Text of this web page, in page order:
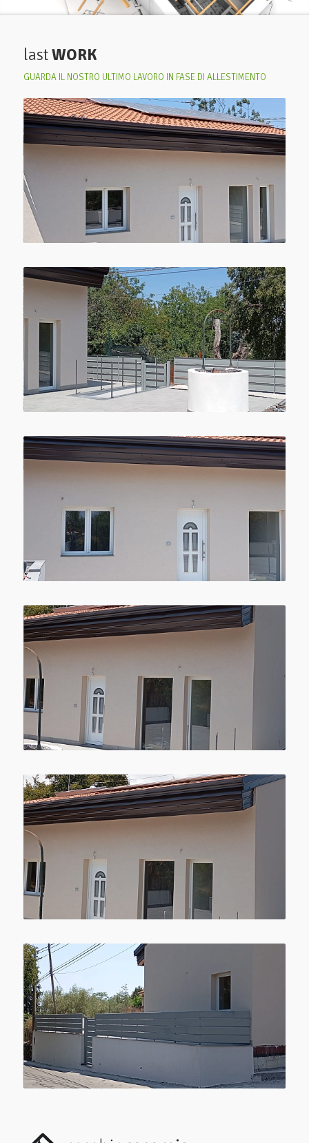
lastWORK
GUARDA IL NOSTRO ULTIMO LAVORO IN FASE DI ALLESTIMENTO